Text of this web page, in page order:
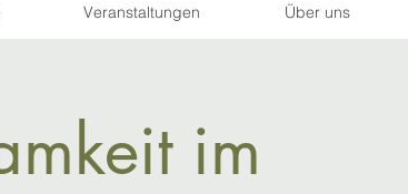
Veranstaltungen Über uns
im